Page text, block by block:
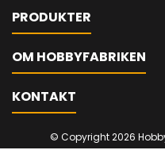
PRODUKTER
OM HOBBYFABRIKEN
KONTAKT
© Copyright 2026